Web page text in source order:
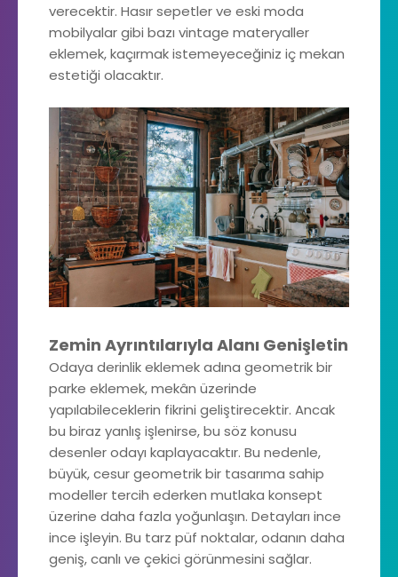
verecektir. Hasır sepetler ve eski moda
mobilyalar gibi bazı vintage materyaller
eklemek, kaçırmak istemeyeceğiniz iç mekan
estetiği olacaktır.
Zemin Ayrıntılarıyla Alanı Genişletin
Odaya derinlik eklemek adına geometrik bir
parke eklemek, mekân üzerinde
yapılabileceklerin fikrini geliştirecektir. Ancak
bu biraz yanlış işlenirse, bu söz konusu
desenler odayı kaplayacaktır. Bu nedenle,
büyük, cesur geometrik bir tasarıma sahip
modeller tercih ederken mutlaka konsept
üzerine daha fazla yoğunlaşın. Detayları ince
ince işleyin. Bu tarz püf noktalar, odanın daha
geniş, canlı ve çekici görünmesini sağlar.